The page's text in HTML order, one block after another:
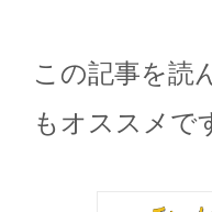
この記事を読
もオススメで